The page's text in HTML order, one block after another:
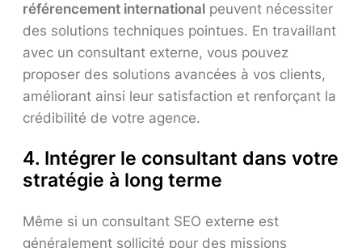
référencement international peuvent nécessiter
des solutions techniques pointues. En travaillant
avec un consultant externe, vous pouvez
proposer des solutions avancées à vos clients,
améliorant ainsi leur satisfaction et renforçant la
crédibilité de votre agence.
4. Intégrer le consultant dans votre
stratégie à long terme
Même si un consultant SEO externe est
généralement sollicité pour des missions